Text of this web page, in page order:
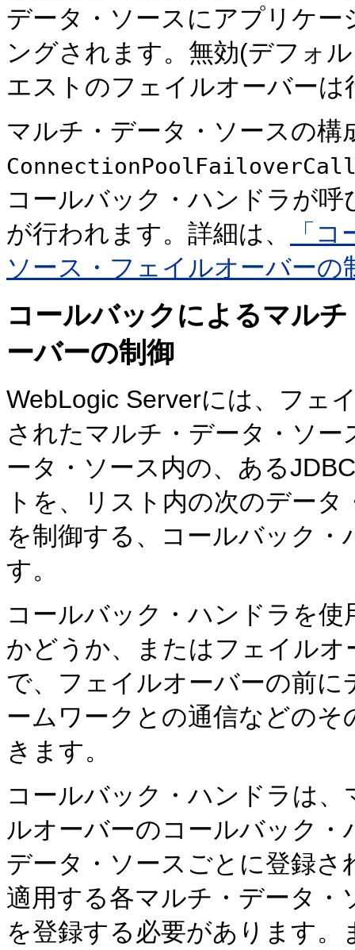
データ・ソースにアプリケ
ングされます。無効(デフォ
エストのフェイルオーバーは
マルチ・データ・ソースの構
コールバック・ハンドラが
が行われます。詳細は、
「
ソース・フェイルオーバーの
コールバックによるマル
ーバーの制御
WebLogic Serverには、フェ
されたマルチ・データ・ソ
ータ・ソース内の、ある
トを、リスト内の次のデー
を制御する、コールバック
す。
コールバック・ハンドラを
かどうか、またはフェイル
で、フェイルオーバーの前
ームワークとの通信などの
きます。
コールバック・ハンドラは
ルオーバーのコールバック
データ・ソースごとに登録
適用する各マルチ・データ
を登録する必要があります